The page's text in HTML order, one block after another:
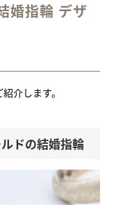
婚指輪 デザ
介します。
ドの結婚指輪